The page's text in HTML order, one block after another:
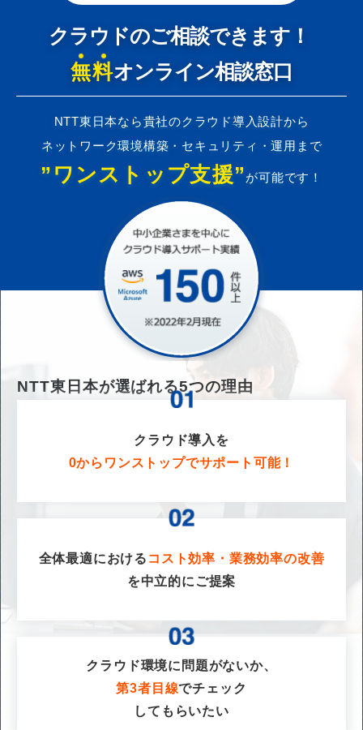
クラウドのご相談できます！
無料オンライン相談窓口
NTT東日本なら貴社のクラウド導入設計から
ネットワーク環境構築・セキュリティ・運用まで
”ワンストップ支援” が可能です！
NTT東日本が選ばれる5つの理由
クラウド導入を
0からワンストップでサポート可能！
全体最適における コスト効率・業務効率の改善
を中立的にご提案
クラウド環境に問題がないか、
第3者目線でチェック
してもらいたい